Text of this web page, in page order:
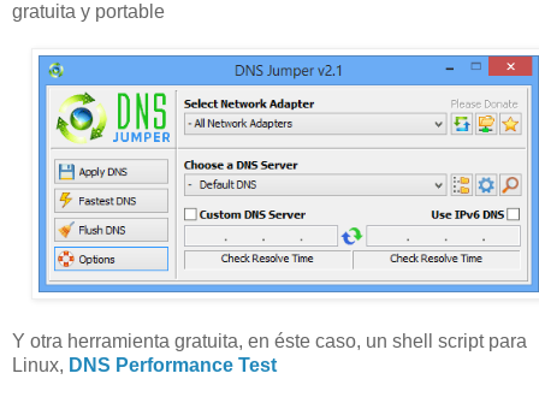
gratuita y portable
Y otra herramienta gratuita, en éste caso, un shell script para
Linux, DNS Performance Test